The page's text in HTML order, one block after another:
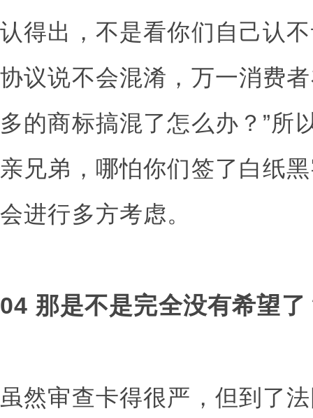
认得出，不是看你们自己认
协议说不会混淆，万一消费
多的商标搞混了怎么办？”所
亲兄弟，哪怕你们签了白纸
会进行多方考虑。
04 那是不是完全没有希望
虽然审查卡得很严，但到了